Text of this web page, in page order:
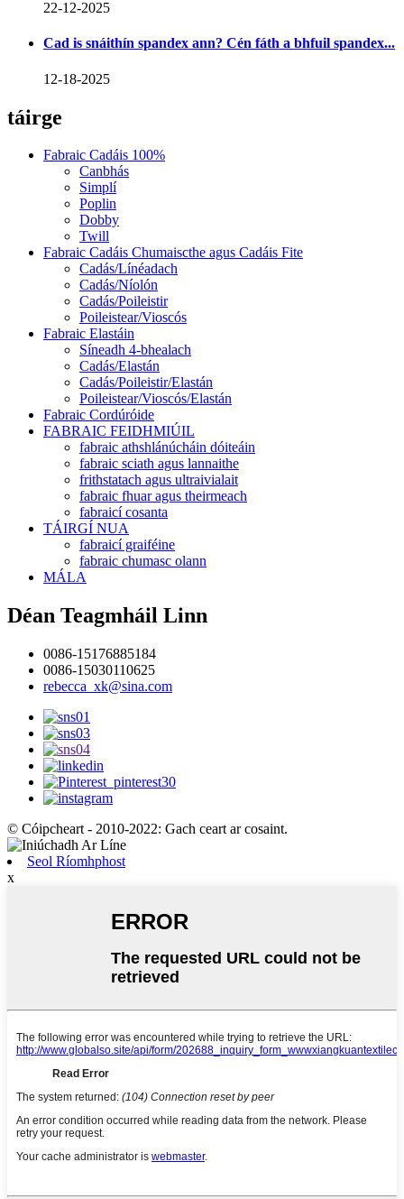
22-12-2025
Cad is snáithín spandex ann? Cén fáth a bhfuil spandex...
12-18-2025
táirge
Fabraic Cadáis 100%
Canbhás
Simplí
Poplin
Dobby
Twill
Fabraic Cadáis Chumaiscthe agus Cadáis Fite
Cadás/Línéadach
Cadás/Níolón
Cadás/Poileistir
Poileistear/Vioscós
Fabraic Elastáin
Síneadh 4-bhealach
Cadás/Elastán
Cadás/Poileistir/Elastán
Poileistear/Vioscós/Elastán
Fabraic Cordúróide
FABRAIC FEIDHMIÚIL
fabraic athshlánúcháin dóiteáin
fabraic sciath agus lannaithe
frithstatach agus ultraivialait
fabraic fhuar agus theirmeach
fabraicí cosanta
TÁIRGÍ NUA
fabraicí graiféine
fabraic chumasc olann
MÁLA
Déan Teagmháil Linn
0086-15176885184
0086-15030110625
rebecca_xk@sina.com
© Cóipcheart - 2010-2022: Gach ceart ar cosaint.
Seol Ríomhphost
x